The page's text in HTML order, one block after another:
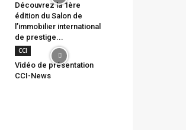
Découvrez la 1ère
édition du Salon de
l’immobilier international
de prestige...
CCI
Vidéo de présentation
CCI-News